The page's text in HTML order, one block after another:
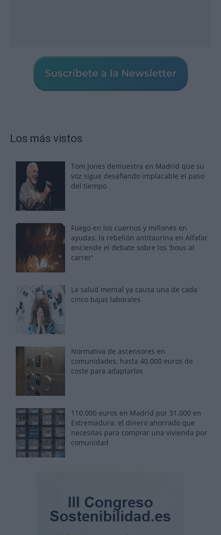
Los más vistos
Tom Jones demuestra en Madrid que su
voz sigue desafiando implacable el paso
del tiempo
Fuego en los cuernos y millones en
ayudas: la rebelión antitaurina en Alfafar
enciende el debate sobre los 'bous al
carrer'
La salud mental ya causa una de cada
cinco bajas laborales
Normativa de ascensores en
comunidades: hasta 40.000 euros de
coste para adaptarlos
110.000 euros en Madrid por 31.000 en
Extremadura: el dinero ahorrado que
necesitas para comprar una vivienda por
comunidad